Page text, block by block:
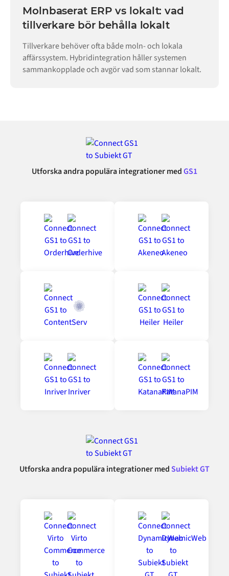
Molnbaserat ERP vs lokalt: vad
tillverkare bör behålla lokalt
Tillverkare behöver ofta både moln- och lokala
affärssystem. Hybridintegration håller systemen
sammankopplade och avgör vad som stannar lokalt.
Utforska andra populära integrationer medGS1
Utforska andra populära integrationer medSubiekt GT